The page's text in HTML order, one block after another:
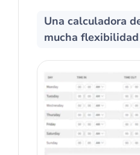
Una calculadora
mucha flexibilidad